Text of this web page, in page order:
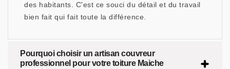
des habitants. C'est ce souci du détail et du travail
bien fait qui fait toute la différence.
Pourquoi choisir un artisan couvreur
professionnel pour votre toiture Maiche